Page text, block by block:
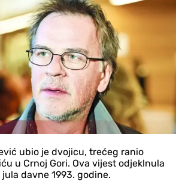
ubio je dvojicu, trećeg ranio
u Crnoj Gori. Ova vijest odjeklnula
davne 1993. godine.